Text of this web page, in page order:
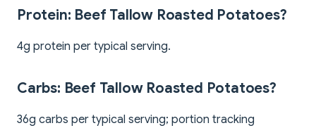
Protein: Beef Tallow Roasted Potatoes?
4g protein per typical serving.
Carbs: Beef Tallow Roasted Potatoes?
36g carbs per typical serving; portion tracking